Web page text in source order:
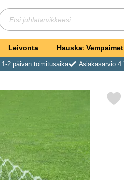
Hae
Leivonta Hauskat Vempaimet
1-2 päivän toimitusaika Asiakasarvio
Merkitse